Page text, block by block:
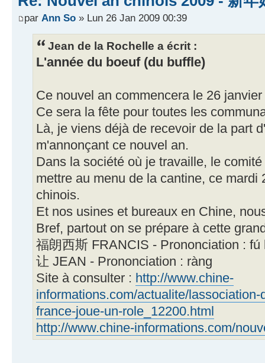
par Ann So » Lun 26 Jan 2009 00:39
Jean de la Rochelle a écrit :
L'année du boeuf (du buffle)
Ce nouvel an commencera le 26
Ce sera la fête pour toutes les
Là, je viens déjà de recevoir de la part
m'annonçant ce nouvel an.
Dans la société où je travaille, le
mettre au menu de la cantine, ce mardi
chinois.
Et nos usines et bureaux en Chine,
Bref, partout on se prépare à cette
福朗西斯 FRANCIS - Prononciation : fú
让 JEAN - Prononciation : ràng
Site à consulter : http://www.chine-
informations.com/actualite/
france-joue-un-role_12200.html
http://www.chine-informations.com/